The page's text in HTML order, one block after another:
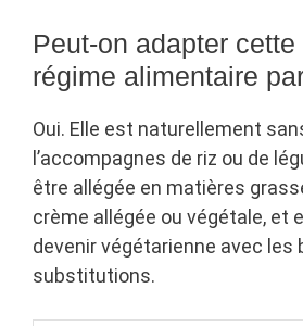
Peut-on adapter
régime alimentaire
Oui. Elle est naturellement
l’accompagnes de riz ou de
être allégée en matières
crème allégée ou végétale, et
devenir végétarienne avec les
substitutions.